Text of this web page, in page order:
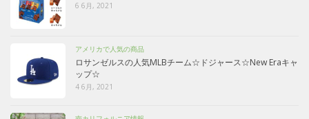
6 6月, 2021
アメリカで人気の商品
ロサンゼルスの人気MLBチーム☆ドジャース☆New Eraキャ
ップ☆
4 6月, 2021